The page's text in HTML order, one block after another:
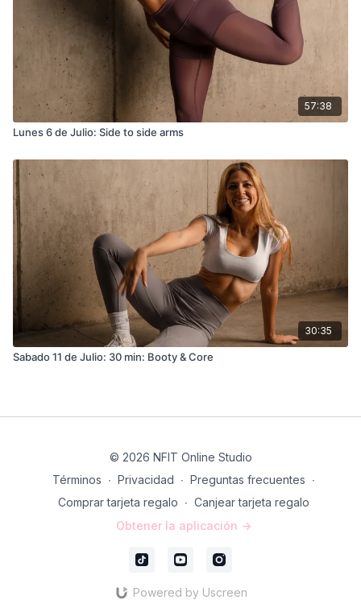
57:38
Lunes 6 de Julio: Side to side arms
30:35
Sabado 11 de Julio: 30 min: Booty & Core
© 2026 NFIT Online Studio
Términos ∙ Privacidad ∙ Preguntas frecuentes ∙
Comprar tarjeta regalo ∙ Canjear tarjeta regalo
Obtener la aplicación ->
Powered by Uscreen